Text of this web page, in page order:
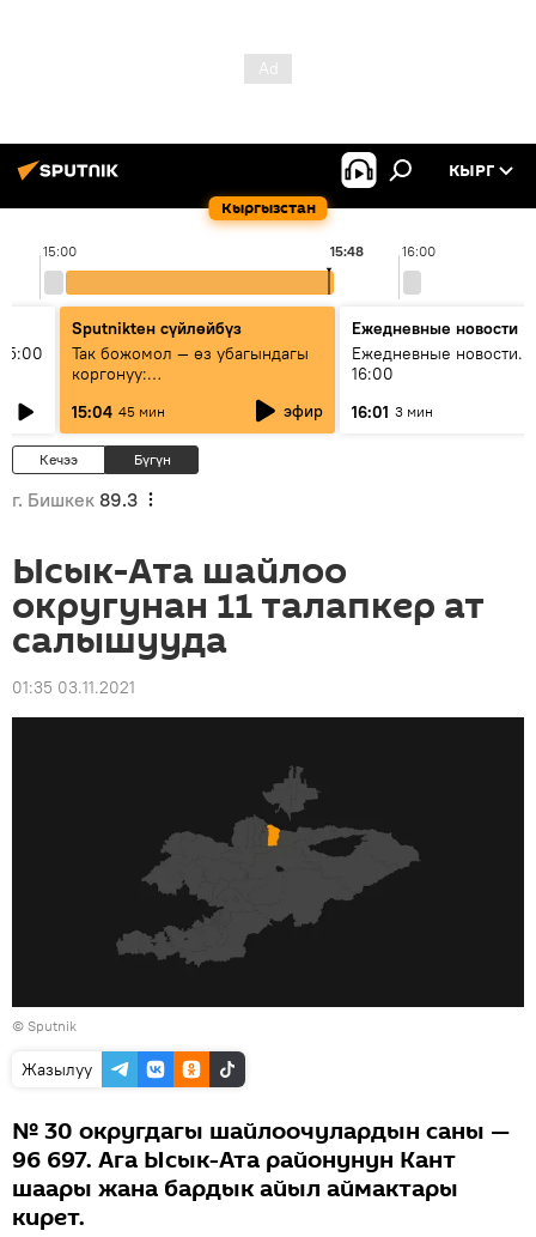
Кыргызстан
КЫРГ
15:00 16:00
15:48
Sputnikteн сүйлөйбүз
Так божомол — өз убагындагы
коргонуу:
гидрометеорологиялык кызмат
кантип өркүндөтүлүүдө
15:04 45 мин эфир
Ежедневные новости
Ежедневные новости.
16:00
16:01 3 мин
Кечээ Бүгүн
г. Бишкек 89.3
Ысык-Ата шайлоо
округунан 11 талапкер ат
салышууда
01:35 03.11.2021
© Sputnik
Жазылуу
№ 30 округдагы шайлоочулардын саны —
96 697. Ага Ысык-Ата районунун Кант
шаары жана бардык айыл аймактары
кирет.